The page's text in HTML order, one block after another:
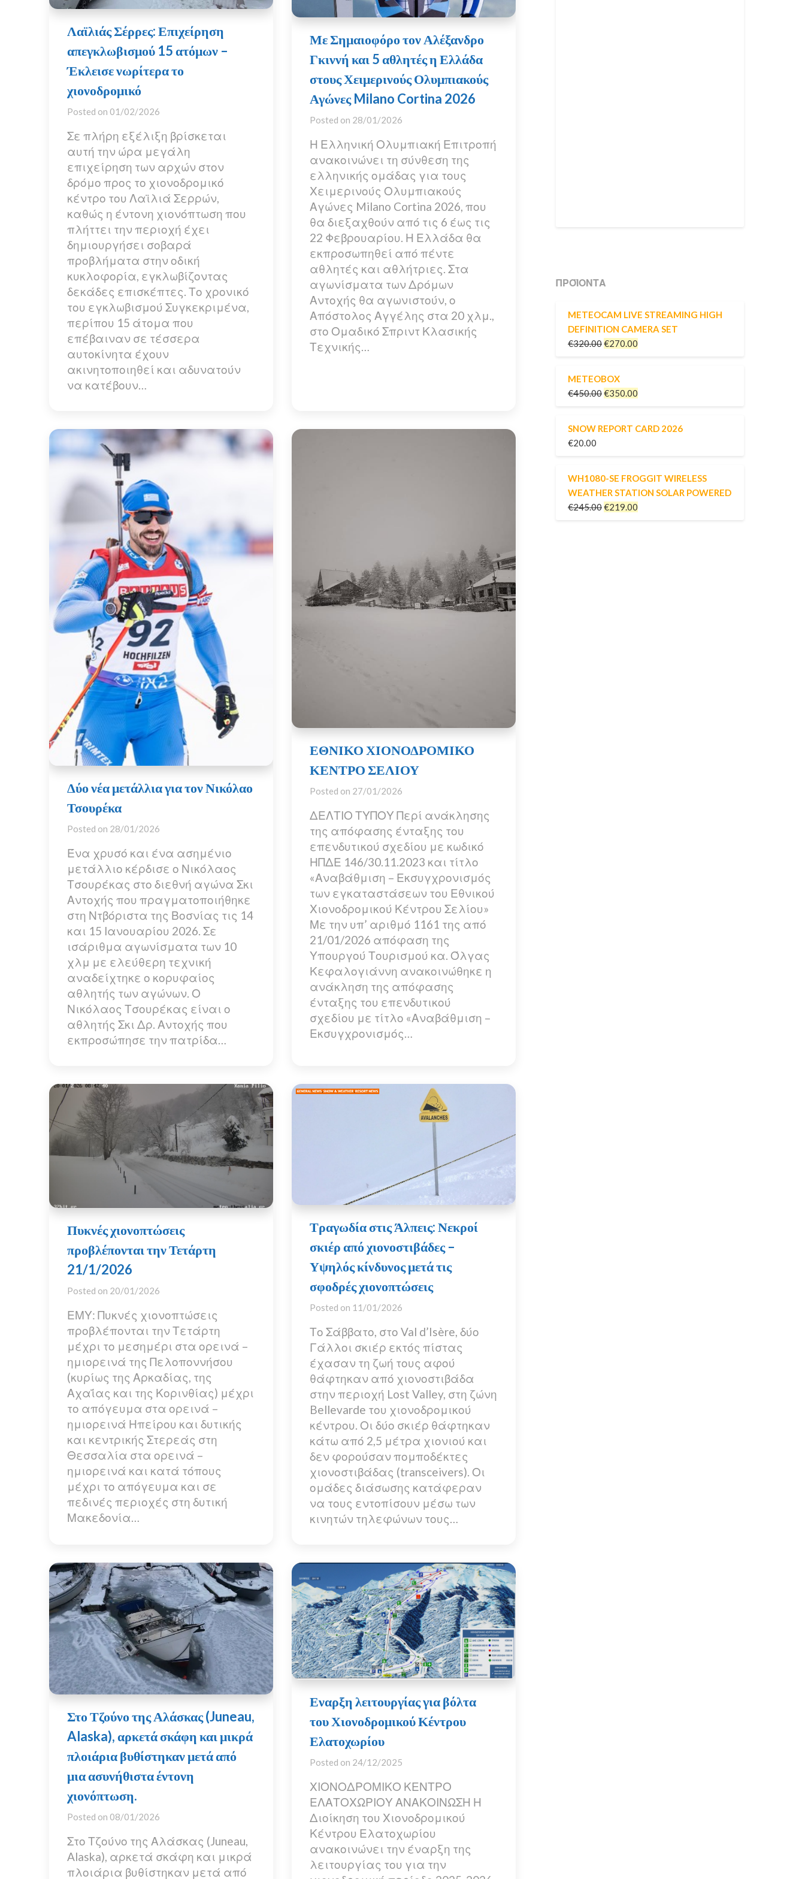
Λαϊλιάς Σέρρες: Επιχείρηση
απεγκλωβισμού 15 ατόμων –
Έκλεισε νωρίτερα το
χιονοδρομικό
Posted on 01/02/2026
Σε πλήρη εξέλιξη βρίσκεται
αυτή την ώρα μεγάλη
επιχείρηση των αρχών στον
δρόμο προς το χιονοδρομικό
κέντρο του Λαϊλιά Σερρών,
καθώς η έντονη χιονόπτωση που
πλήττει την περιοχή έχει
δημιουργήσει σοβαρά
προβλήματα στην οδική
κυκλοφορία, εγκλωβίζοντας
δεκάδες επισκέπτες. Το χρονικό
του εγκλωβισμού Συγκεκριμένα,
περίπου 15 άτομα που
επέβαιναν σε τέσσερα
αυτοκίνητα έχουν
ακινητοποιηθεί και αδυνατούν
να κατέβουν…
Με Σημαιοφόρο τον Αλέξανδρο
Γκιννή και 5 αθλητές η Ελλάδα
στους Χειμερινούς Ολυμπιακούς
Αγώνες Milano Cortina 2026
Posted on 28/01/2026
Η Ελληνική Ολυμπιακή Επιτροπή
ανακοινώνει τη σύνθεση της
ελληνικής ομάδας για τους
Χειμερινούς Ολυμπιακούς
Αγώνες Milano Cortina 2026, που
θα διεξαχθούν από τις 6 έως τις
22 Φεβρουαρίου. Η Ελλάδα θα
εκπροσωπηθεί από πέντε
αθλητές και αθλήτριες. Στα
αγωνίσματα των Δρόμων
Αντοχής θα αγωνιστούν, ο
Απόστολος Αγγέλης στα 20 χλμ.,
στο Ομαδικό Σπριντ Κλασικής
Τεχνικής…
Δύο νέα μετάλλια για τον Νικόλαο
Τσουρέκα
Posted on 28/01/2026
Ένα χρυσό και ένα ασημένιο
μετάλλιο κέρδισε ο Νικόλαος
Τσουρέκας στο διεθνή αγώνα Σκι
Αντοχής που πραγματοποιήθηκε
στη Ντβόριστα της Βοσνίας τις 14
και 15 Ιανουαρίου 2026. Σε
ισάριθμα αγωνίσματα των 10
χλμ με ελεύθερη τεχνική
αναδείχτηκε ο κορυφαίος
αθλητής των αγώνων. Ο
Νικόλαος Τσουρέκας είναι ο
αθλητής Σκι Δρ. Αντοχής που
εκπροσώπησε την πατρίδα…
ΕΘΝΙΚΟ ΧΙΟΝΟΔΡΟΜΙΚΟ
ΚΕΝΤΡΟ ΣΕΛΙΟΥ
Posted on 27/01/2026
ΔΕΛΤΙΟ ΤΥΠΟΥ Περί ανάκλησης
της απόφασης ένταξης του
επενδυτικού σχεδίου με κωδικό
ΗΠΔΕ 146/30.11.2023 και τίτλο
«Αναβάθμιση – Εκσυγχρονισμός
των εγκαταστάσεων του Εθνικού
Χιονοδρομικού Κέντρου Σελίου»
Με την υπ’ αριθμό 1161 της από
21/01/2026 απόφαση της
Υπουργού Τουρισμού κα. Όλγας
Κεφαλογιάννη ανακοινώθηκε η
ανάκληση της απόφασης
ένταξης του επενδυτικού
σχεδίου με τίτλο «Αναβάθμιση –
Εκσυγχρονισμός…
Πυκνές χιονοπτώσεις
προβλέπονται την Τετάρτη
21/1/2026
Posted on 20/01/2026
ΕΜΥ: Πυκνές χιονοπτώσεις
προβλέπονται την Τετάρτη
μέχρι το μεσημέρι στα ορεινά –
ημιορεινά της Πελοποννήσου
(κυρίως της Αρκαδίας, της
Αχαΐας και της Κορινθίας) μέχρι
το απόγευμα στα ορεινά –
ημιορεινά Ηπείρου και δυτικής
και κεντρικής Στερεάς στη
Θεσσαλία στα ορεινά –
ημιορεινά και κατά τόπους
μέχρι το απόγευμα και σε
πεδινές περιοχές στη δυτική
Μακεδονία…
Τραγωδία στις Άλπεις: Νεκροί
σκιέρ από χιονοστιβάδες –
Υψηλός κίνδυνος μετά τις
σφοδρές χιονοπτώσεις
Posted on 11/01/2026
Το Σάββατο, στο Val d’Isère, δύο
Γάλλοι σκιέρ εκτός πίστας
έχασαν τη ζωή τους αφού
θάφτηκαν από χιονοστιβάδα
στην περιοχή Lost Valley, στη ζώνη
Bellevarde του χιονοδρομικού
κέντρου. Οι δύο σκιέρ θάφτηκαν
κάτω από 2,5 μέτρα χιονιού και
δεν φορούσαν πομποδέκτες
χιονοστιβάδας (transceivers). Οι
ομάδες διάσωσης κατάφεραν
να τους εντοπίσουν μέσω των
κινητών τηλεφώνων τους…
Στο Τζούνο της Αλάσκας (Juneau,
Alaska), αρκετά σκάφη και μικρά
πλοιάρια βυθίστηκαν μετά από
μια ασυνήθιστα έντονη
χιονόπτωση.
Posted on 08/01/2026
Στο Τζούνο της Αλάσκας (Juneau,
Alaska), αρκετά σκάφη και μικρά
πλοιάρια βυθίστηκαν μετά από
Εναρξη λειτουργίας για βόλτα
του Χιονοδρομικού Κέντρου
Ελατοχωρίου
Posted on 24/12/2025
ΧΙΟΝΟΔΡΟΜΙΚΟ ΚΕΝΤΡΟ
ΕΛΑΤΟΧΩΡΙΟΥ ΑΝΑΚΟΙΝΩΣΗ Η
Διοίκηση του Χιονοδρομικού
Κέντρου Ελατοχωρίου
ανακοινώνει την έναρξη της
λειτουργίας του για την
ΠΡΟΪΌΝΤΑ
METEOCAM LIVE STREAMING HIGH
DEFINITION CAMERA SET
€320.00€270.00
METEOBOX
€450.00€350.00
SNOW REPORT CARD 2026
€20.00
WH1080-SE FROGGIT WIRELESS
WEATHER STATION SOLAR POWERED
€245.00€219.00